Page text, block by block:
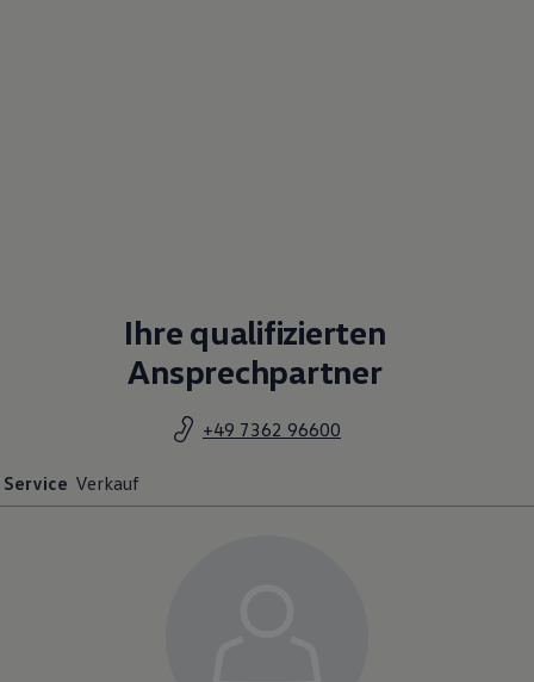
Ihre qualifizierten
Ansprechpartner
+49 7362 96600
Service Verkauf